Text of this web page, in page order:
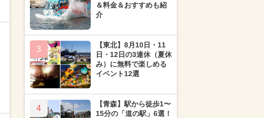
＆料金＆おすすめも紹
介
3
【東北】8月10日・11
日・12日の3連休（夏休
み）に無料で楽しめる
イベント12選
4
【青森】駅から徒歩1〜
15分の「道の駅」6選！